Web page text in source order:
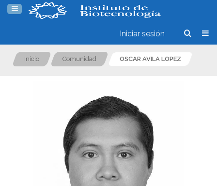
Iniciar sesión
Inicio Comunidad OSCAR AVILA LOPEZ